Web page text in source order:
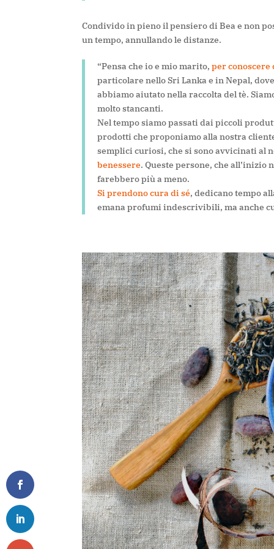
Condivido in pieno il pensiero di Bea e non
un tempo, annullando le distanze.
“Pensa che io e mio marito,per
particolare nello Sri Lanka e in Nepal,
abbiamo aiutato nella raccolta del tè.
molto stancanti.
Nel tempo siamo passati dai piccoli
prodotti che proponiamo alla nostra
semplici curiosi, che si sono avvicinati al
benessere. Queste persone, che all’inizio
farebbero più a meno.
Si prendono cura di sé, dedicano tempo
emana profumi indescrivibili, ma anche